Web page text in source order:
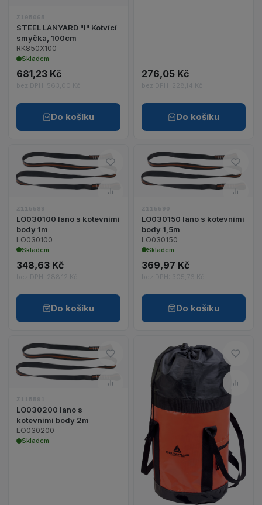
Z105065
STEEL LANYARD "I" Kotvící
smyčka, 100cm
RK850X100
Skladem
681,23 Kč
bez DPH: 563,00 Kč
Do košíku
276,05 Kč
bez DPH: 228,14 Kč
Do košíku
Do oblíbených – LO030100
Porovnat – LO030100 lano s
Zobrazit detail produktu LO030100 lano s
Z115589
LO030100 lano s kotevními
body 1m
LO030100
Skladem
348,63 Kč
bez DPH: 288,12 Kč
Do košíku
Do
Zobrazit detail
Z115590
LO030150 lano s kotevními
body 1,5m
LO030150
Skladem
369,97 Kč
bez DPH: 305,76 Kč
Do košíku
Do oblíbených – LO030200
Porovnat – LO030200 lano s
Zobrazit detail produktu LO030200 lano s
Z115591
LO030200 lano s
kotevními body 2m
LO030200
Skladem
Do
Zobrazit detail